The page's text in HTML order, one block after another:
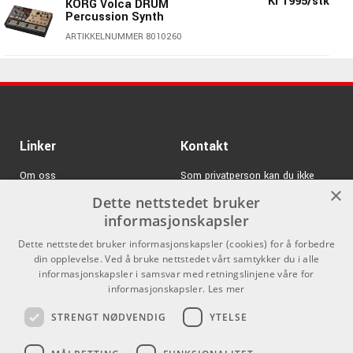
RESONATOR (PITCH/BEND/TIME) for å kontrollere
tonehøydefølelsen som genererer
KORG Volca DRUM
Percussion Synth
ARTIKKELNUMMER 8010260
Performance Mixer
ARTIKKELNUMMER 8109948
KORG Volca BASS
Analog Bass synth
ARTIKKELNUMMER 8010262
KORG Volca MODULAR
ARTIKKELNUMMER 8010267
Kr 2425/stk
KORG Volca BEATS
Linker
Om oss
GDPR & Cookies
Kontakt
Som privatperson kan du ikke
kjøpe på denne nettsiden, alt salg
skjer gjennom våre forhandlere.
info@emnordic.no
×
Dette nettstedet bruker
informasjonskapsler
Dette nettstedet bruker informasjonskapsler (cookies) for å forbedre
din opplevelse. Ved å bruke nettstedet vårt samtykker du i alle
informasjonskapsler i samsvar med retningslinjene våre for
informasjonskapsler. Les mer
STRENGT NØDVENDIG YTELSE